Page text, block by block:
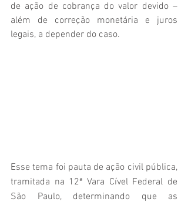
de ação de cobrança do valor devido –
além de correção monetária e juros
legais, a depender do caso.
Esse tema foi pauta de ação civil pública,
tramitada na 12ª Vara Cível Federal de
São Paulo, determinando que as